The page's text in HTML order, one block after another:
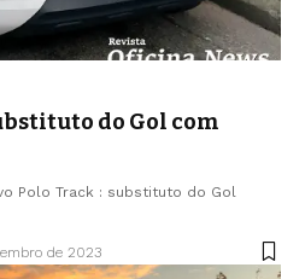
do Gol com
Polo Track : substituto do Gol
de 2023